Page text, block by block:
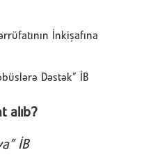
İnkişafına
Dəstək” İB
alıb?
İB